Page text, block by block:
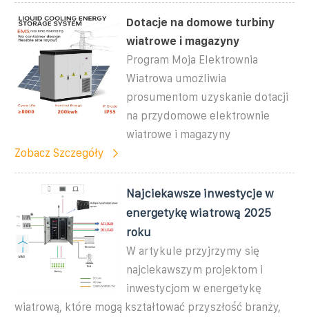
Dotacje na domowe turbiny
wiatrowe i magazyny
Program Moja Elektrownia
Wiatrowa umożliwia
prosumentom uzyskanie dotacji
na przydomowe elektrownie
wiatrowe i magazyny
Zobacz Szczegóły
Najciekawsze inwestycje w
energetykę wiatrową 2025
roku
W artykule przyjrzymy się
najciekawszym projektom i
inwestycjom w energetykę
wiatrową, które mogą kształtować przyszłość branży,